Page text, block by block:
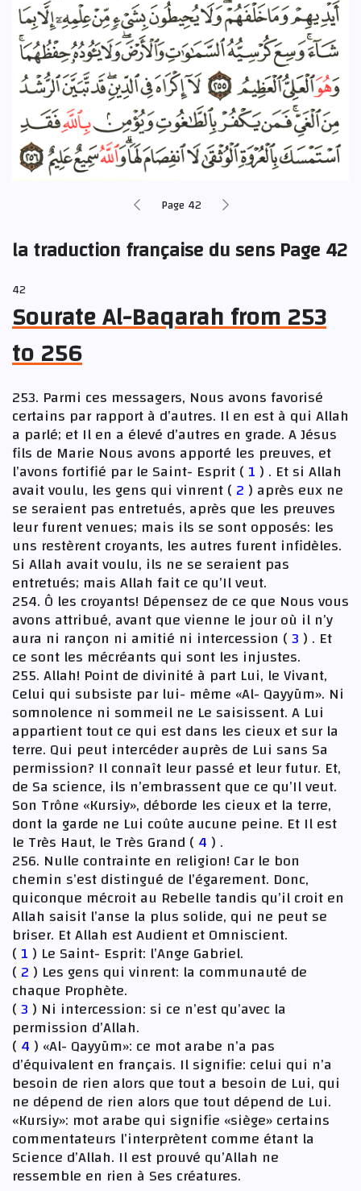
Page 42
la traduction française du sens Page 42
42
Sourate Al-Baqarah from 253
to 256
253. Parmi ces messagers, Nous avons favorisé
certains par rapport à d’autres. Il en est à qui Allah
a parlé; et Il en a élevé d’autres en grade. A Jésus
fils de Marie Nous avons apporté les preuves, et
l’avons fortifié par le Saint- Esprit ( 1 ) . Et si Allah
avait voulu, les gens qui vinrent ( 2 ) après eux ne
se seraient pas entretués, après que les preuves
leur furent venues; mais ils se sont opposés: les
uns restèrent croyants, les autres furent infidèles.
Si Allah avait voulu, ils ne se seraient pas
entretués; mais Allah fait ce qu’Il veut.
254. Ô les croyants! Dépensez de ce que Nous vous
avons attribué, avant que vienne le jour où il n’y
aura ni rançon ni amitié ni intercession (3 ) . Et
ce sont les mécréants qui sont les injustes.
255. Allah! Point de divinité à part Lui, le Vivant,
Celui qui subsiste par lui- même «Al- Qayyūm». Ni
somnolence ni sommeil ne Le saisissent. A Lui
appartient tout ce qui est dans les cieux et sur la
terre. Qui peut intercéder auprès de Lui sans Sa
permission? Il connaît leur passé et leur futur. Et,
de Sa science, ils n’embrassent que ce qu’Il veut.
Son Trône «Kursiy», déborde les cieux et la terre,
dont la garde ne Lui coûte aucune peine. Et Il est
le Très Haut, le Très Grand ( 4 ) .
256. Nulle contrainte en religion! Car le bon
chemin s’est distingué de l’égarement. Donc,
quiconque mécroit au Rebelle tandis qu’il croit en
Allah saisit l’anse la plus solide, qui ne peut se
briser. Et Allah est Audient et Omniscient.
( 1 ) Le Saint- Esprit: l’Ange Gabriel.
( 2 ) Les gens qui vinrent: la communauté de
chaque Prophète.
(3 ) Ni intercession: si ce n’est qu’avec la
permission d’Allah.
( 4 ) «Al- Qayyūm»: ce mot arabe n’a pas
d’équivalent en français. Il signifie: celui qui n’a
besoin de rien alors que tout a besoin de Lui, qui
ne dépend de rien alors que tout dépend de Lui.
«Kursiy»: mot arabe qui signifie «siège» certains
commentateurs l’interprètent comme étant la
Science d’Allah. Il est prouvé qu’Allah ne
ressemble en rien à Ses créatures.